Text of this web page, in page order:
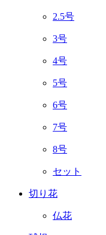
2.5号
3号
4号
5号
6号
7号
8号
セット
切り花
仏花